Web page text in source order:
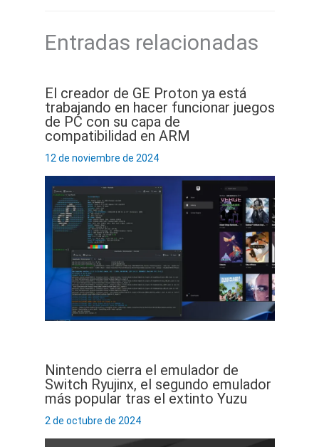
Entradas relacionadas
El creador de GE Proton ya está
trabajando en hacer funcionar juegos
de PC con su capa de
compatibilidad en ARM
12 de noviembre de 2024
Nintendo cierra el emulador de
Switch Ryujinx, el segundo emulador
más popular tras el extinto Yuzu
2 de octubre de 2024